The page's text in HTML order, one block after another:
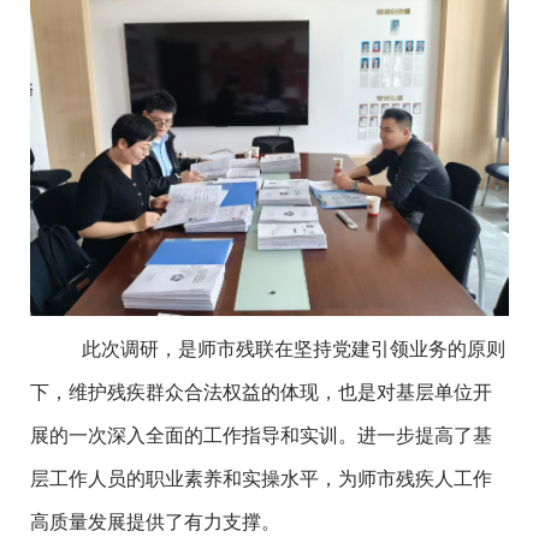
此次调研，是师市残联在坚持党建引领业务的原则
下，维护残疾群众合法权益的体现，也是对基层单位开
展的一次深入全面的工作指导和实训。进一步提高了基
层工作人员的职业素养和实操水平，为师市残疾人工作
高质量发展提供了有力支撑。